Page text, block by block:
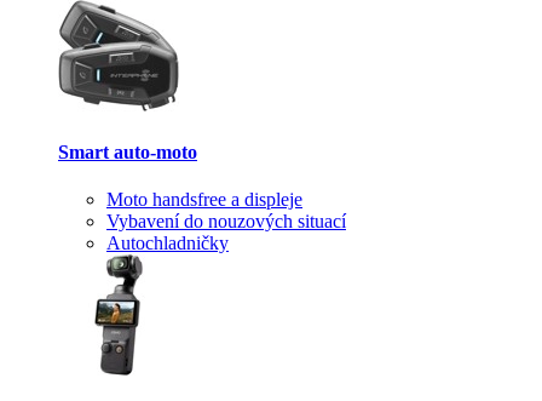
Smart auto-moto
Moto handsfree a displeje
Vybavení do nouzových situací
Autochladničky